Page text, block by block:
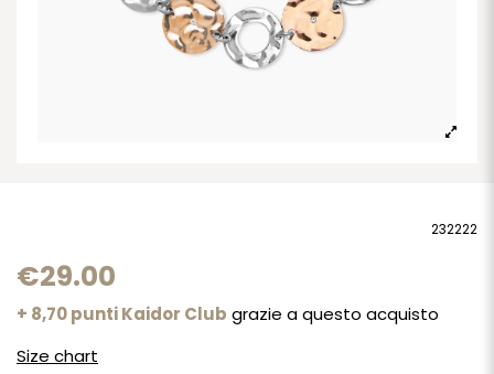
232222
€29.00
+ 8,70 punti Kaidor Club grazie a questo acquisto
Size chart